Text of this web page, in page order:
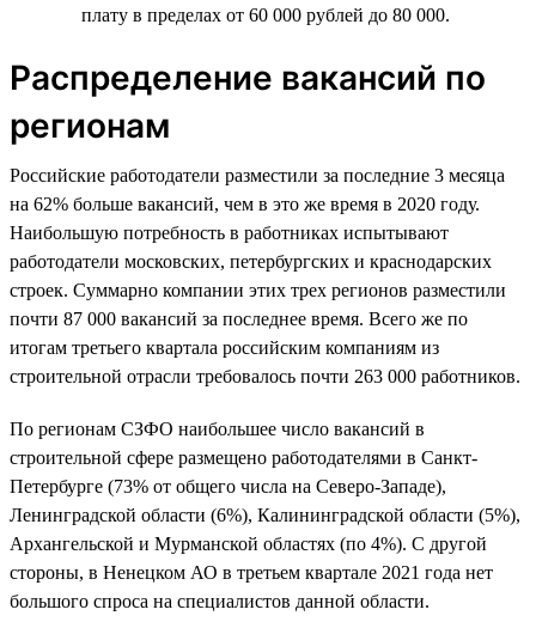
плату в пределах от 60 000 рублей до 80 000.
Распределение вакансий по
регионам
Российские работодатели разместили за последние 3 месяца
на 62% больше вакансий, чем в это же время в 2020 году.
Наибольшую потребность в работниках испытывают
работодатели московских, петербургских и краснодарских
строек. Суммарно компании этих трех регионов разместили
почти 87 000 вакансий за последнее время. Всего же по
итогам третьего квартала российским компаниям из
строительной отрасли требовалось почти 263 000 работников.
По регионам СЗФО наибольшее число вакансий в
строительной сфере размещено работодателями в Санкт-
Петербурге (73% от общего числа на Северо-Западе),
Ленинградской области (6%), Калининградской области (5%),
Архангельской и Мурманской областях (по 4%). С другой
стороны, в Ненецком АО в третьем квартале 2021 года нет
большого спроса на специалистов данной области.